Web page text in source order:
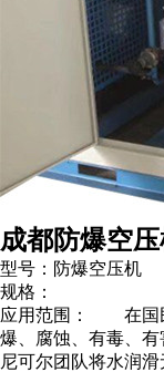
成都防爆空
型号：防爆空压机
规格：
应用范围： 在国民
爆、腐蚀、有毒、
尼可尔团队将水润